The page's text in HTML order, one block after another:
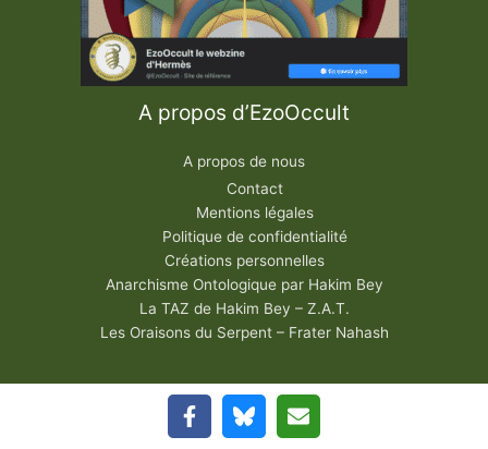
A propos d’EzoOccult
A propos de nous
Contact
Mentions légales
Politique de confidentialité
Créations personnelles
Anarchisme Ontologique par Hakim Bey
La TAZ de Hakim Bey – Z.A.T.
Les Oraisons du Serpent – Frater Nahash
A propos d’EzoOccult